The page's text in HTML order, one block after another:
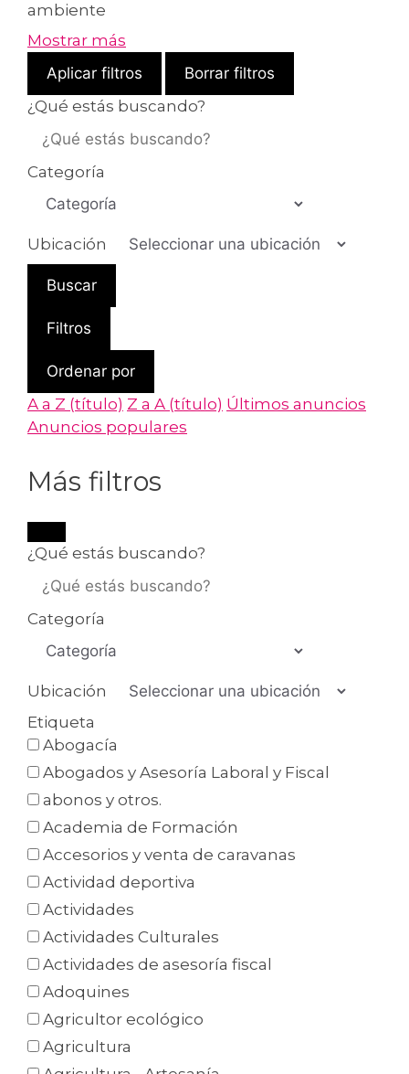
ambiente
Mostrar más
Aplicar filtros
Borrar filtros
¿Qué estás buscando?
Categoría
Ubicación
Buscar
Filtros
Ordenar por
A a Z (título) Z a A (título) Últimos anuncios
Anuncios populares
Más filtros
¿Qué estás buscando?
Categoría
Ubicación
Etiqueta
Abogacía
Abogados y Asesoría Laboral y Fiscal
abonos y otros.
Academia de Formación
Accesorios y venta de caravanas
Actividad deportiva
Actividades
Actividades Culturales
Actividades de asesoría fiscal
Adoquines
Agricultor ecológico
Agricultura